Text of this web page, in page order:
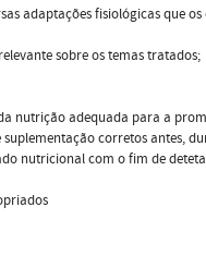
adaptações fisiológicas que
sobre os temas tratados;
nutrição adequada para a
corretos antes,
nutricional com o fim de